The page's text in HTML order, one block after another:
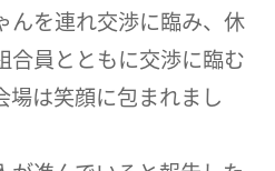
んを連れ交渉に臨み、休
合員とともに交渉に臨む
場は笑顔に包まれまし